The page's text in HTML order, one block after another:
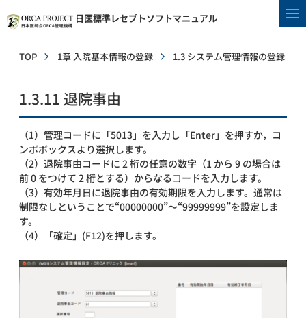
日医標準レセプトソフトマニュアル
TOP 1章 入院基本情報の登録 1.3 システム管理情報の登録
1.3.11 退院事由
（1）管理コードに「5013」を入力し「Enter」を押すか，コ
ンボボックスより選択します。
（2）退院事由コードに 2 桁の任意の数字（1 から 9 の場合は
前 0 をつけて 2 桁とする）からなるコードを入力します。
（3）有効年月日に退院事由の有効期限を入力します。通常は
制限なしということで“00000000”～“99999999”を設定しま
す。
（4）「確定」(F12)を押します。